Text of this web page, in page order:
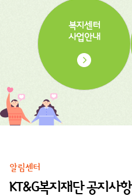
복지센터
사업안내
알림센터
KT&G복지재단 공지사항